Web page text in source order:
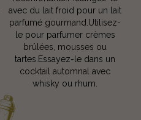
avec du lait froid pour un lait
parfumé gourmand.Utilisez-
le pour parfumer crèmes
brûlées, mousses ou
tartes.Essayez-le dans un
cocktail automnal avec
whisky ou rhum.